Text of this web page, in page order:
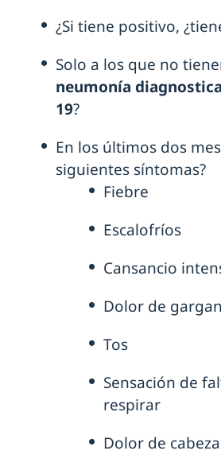
¿Si tiene positivo,
Solo a los que no
neumonía
19?
En los últimos dos
siguientes síntomas?
Fiebre
Escalofríos
Cansancio
Dolor de
Tos
Sensación de
respirar
Dolor de cabeza